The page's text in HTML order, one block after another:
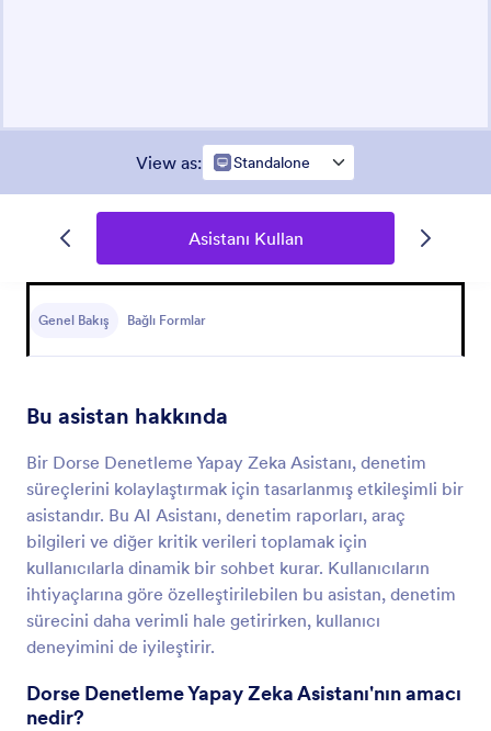
View as: Standalone
Asistanı Kullan
Genel Bakış Bağlı Formlar
Bu asistan hakkında
Bir Dorse Denetleme Yapay Zeka Asistanı, denetim
süreçlerini kolaylaştırmak için tasarlanmış etkileşimli bir
asistandır. Bu AI Asistanı, denetim raporları, araç
bilgileri ve diğer kritik verileri toplamak için
kullanıcılarla dinamik bir sohbet kurar. Kullanıcıların
ihtiyaçlarına göre özelleştirilebilen bu asistan, denetim
sürecini daha verimli hale getirirken, kullanıcı
deneyimini de iyileştirir.
Dorse Denetleme Yapay Zeka Asistanı'nın amacı
nedir?